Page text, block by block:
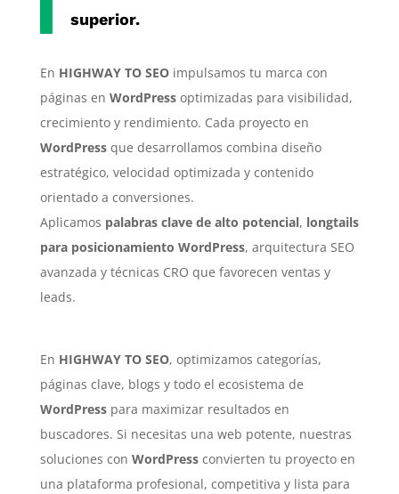
superior.
En HIGHWAY TO SEOimpulsamos tu marca con
páginas en WordPressoptimizadas para visibilidad,
crecimiento y rendimiento. Cada proyecto en
WordPressque desarrollamos combina diseño
estratégico, velocidad optimizada y contenido
orientado a conversiones.
Aplicamos palabras clave de alto potencial, longtails
para posicionamiento WordPress, arquitectura SEO
avanzada y técnicas CRO que favorecen ventas y
leads.
En HIGHWAY TO SEO, optimizamos categorías,
páginas clave, blogs y todo el ecosistema de
WordPresspara maximizar resultados en
buscadores. Si necesitas una web potente, nuestras
soluciones con WordPressconvierten tu proyecto en
una plataforma profesional, competitiva y lista para